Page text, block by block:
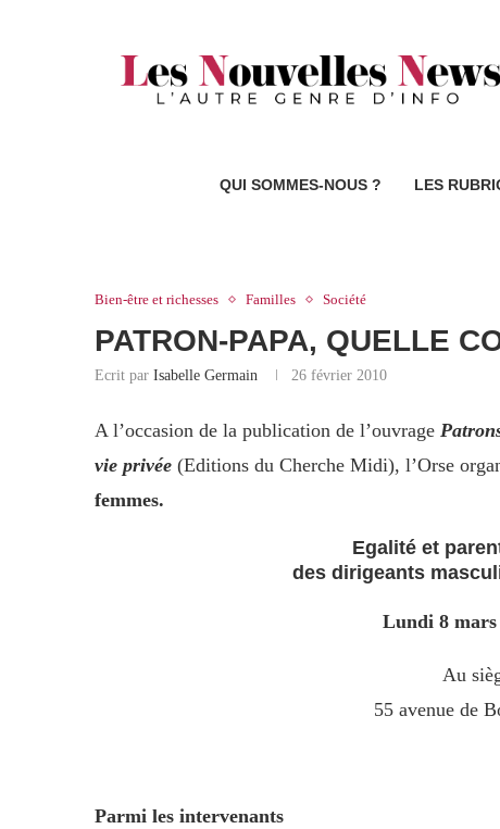
QUI SOMMES-NOUS ? LES
Bien-être et richesses Familles Société
PATRON-PAPA, QUELLE
Ecrit par Isabelle Germain 26 février 2010
A l’occasion de la publication de l’ouvrage
vie privée (Editions du Cherche Midi), l’Orse
femmes.
Egalité et
des dirigeants
Lundi 8 mars
Au
55 avenue de
Parmi les intervenants